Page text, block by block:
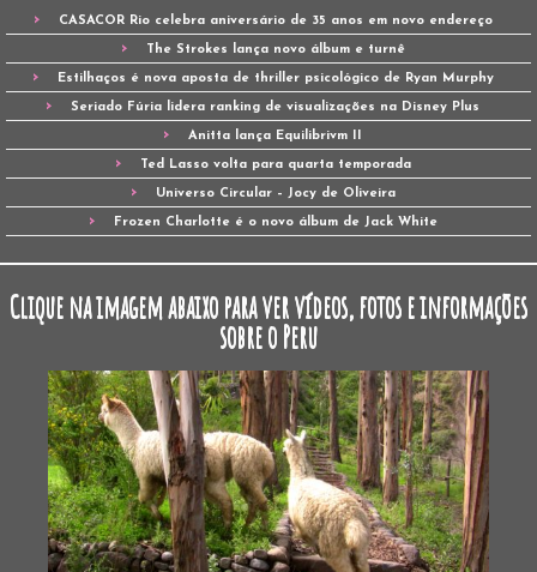
CASACOR Rio celebra aniversário de 35 anos em novo endereço
The Strokes lança novo álbum e turnê
Estilhaços é nova aposta de thriller psicológico de Ryan Murphy
Seriado Fúria lidera ranking de visualizações na Disney Plus
Anitta lança Equilibrivm II
Ted Lasso volta para quarta temporada
Universo Circular – Jocy de Oliveira
Frozen Charlotte é o novo álbum de Jack White
Clique na imagem abaixo para ver vídeos, fotos e informações
sobre o Peru